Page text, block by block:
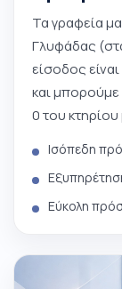
Τα γραφεία
Γλυφάδας
είσοδος
και
0 του κτηρίου
Ισόπεδη
Εύκολη